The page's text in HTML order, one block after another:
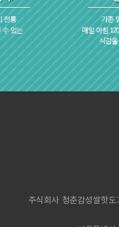
주식회사 청춘감성쌀핫